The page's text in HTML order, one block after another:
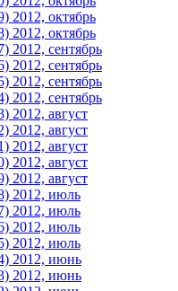
2012, октябрь
2012, октябрь
2012, сентябрь
2012, сентябрь
2012, сентябрь
2012, сентябрь
2012, август
2012, август
2012, август
2012, август
2012, август
2012, июль
2012, июль
2012, июль
2012, июль
2012, июнь
2012, июнь